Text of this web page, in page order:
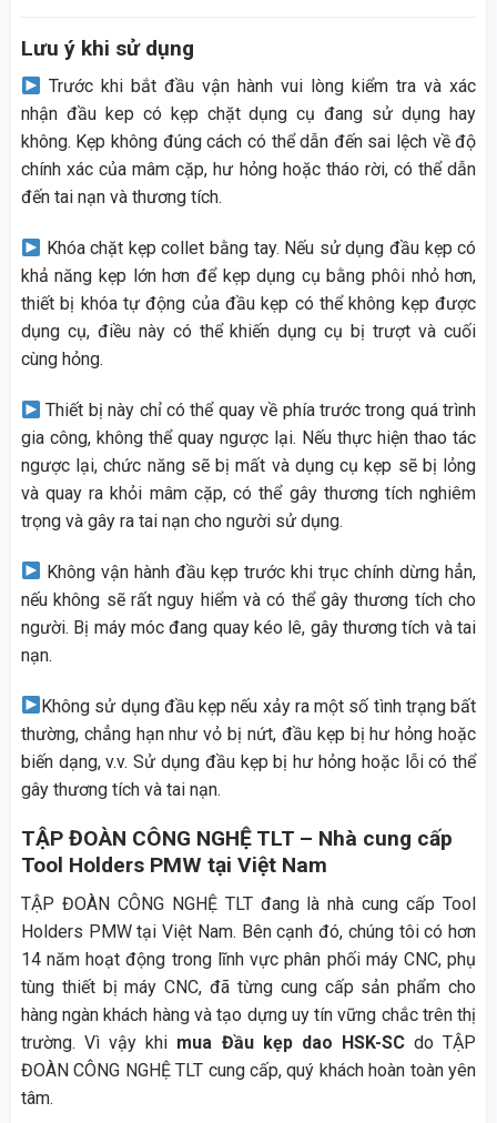
Lưu ý khi sử dụng
Trước khi bắt đầu vận hành vui lòng kiểm tra và xác
nhận đầu kep có kẹp chặt dụng cụ đang sử dụng hay
không. Kẹp không đúng cách có thể dẫn đến sai lệch về độ
chính xác của mâm cặp, hư hỏng hoặc tháo rời, có thể dẫn
đến tai nạn và thương tích.
Khóa chặt kẹp collet bằng tay. Nếu sử dụng đầu kẹp có
khả năng kẹp lớn hơn để kẹp dụng cụ bằng phôi nhỏ hơn,
thiết bị khóa tự động của đầu kẹp có thể không kẹp được
dụng cụ, điều này có thể khiến dụng cụ bị trượt và cuối
cùng hỏng.
Thiết bị này chỉ có thể quay về phía trước trong quá trình
gia công, không thể quay ngược lại. Nếu thực hiện thao tác
ngược lại, chức năng sẽ bị mất và dụng cụ kẹp sẽ bị lỏng
và quay ra khỏi mâm cặp, có thể gây thương tích nghiêm
trọng và gây ra tai nạn cho người sử dụng.
Không vận hành đầu kẹp trước khi trục chính dừng hẳn,
nếu không sẽ rất nguy hiểm và có thể gây thương tích cho
người. Bị máy móc đang quay kéo lê, gây thương tích và tai
nạn.
Không sử dụng đầu kẹp nếu xảy ra một số tình trạng bất
thường, chẳng hạn như vỏ bị nứt, đầu kẹp bị hư hỏng hoặc
biến dạng, v.v. Sử dụng đầu kẹp bị hư hỏng hoặc lỗi có thể
gây thương tích và tai nạn.
TẬP ĐOÀN CÔNG NGHỆ TLT – Nhà cung cấp
Tool Holders PMW tại Việt Nam
TẬP ĐOÀN CÔNG NGHỆ TLT đang là nhà cung cấp Tool
Holders PMW tại Việt Nam. Bên cạnh đó, chúng tôi có hơn
14 năm hoạt động trong lĩnh vực phân phối máy CNC, phụ
tùng thiết bị máy CNC, đã từng cung cấp sản phẩm cho
hàng ngàn khách hàng và tạo dựng uy tín vững chắc trên thị
trường. Vì vậy khi mua Đầu kẹp dao HSK-SCdo TẬP
ĐOÀN CÔNG NGHỆ TLT cung cấp, quý khách hoàn toàn yên
tâm.